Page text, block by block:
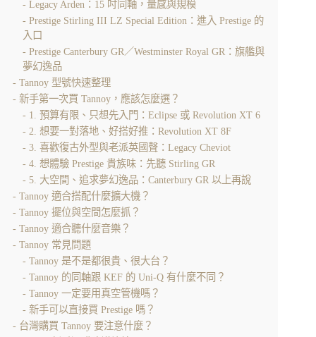
Legacy Arden：15 吋同軸，量感與規模
Prestige Stirling III LZ Special Edition：進入 Prestige 的
入口
Prestige Canterbury GR／Westminster Royal GR：旗艦與
夢幻逸品
Tannoy 型號快速整理
新手第一次買 Tannoy，應該怎麼選？
1. 預算有限、只想先入門：Eclipse 或 Revolution XT 6
2. 想要一對落地、好搭好推：Revolution XT 8F
3. 喜歡復古外型與老派英國聲：Legacy Cheviot
4. 想體驗 Prestige 貴族味：先聽 Stirling GR
5. 大空間、追求夢幻逸品：Canterbury GR 以上再說
Tannoy 適合搭配什麼擴大機？
Tannoy 擺位與空間怎麼抓？
Tannoy 適合聽什麼音樂？
Tannoy 常見問題
Tannoy 是不是都很貴、很大台？
Tannoy 的同軸跟 KEF 的 Uni-Q 有什麼不同？
Tannoy 一定要用真空管機嗎？
新手可以直接買 Prestige 嗎？
台灣購買 Tannoy 要注意什麼？